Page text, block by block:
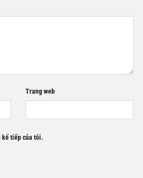
Trang web
kế tiếp của tôi.